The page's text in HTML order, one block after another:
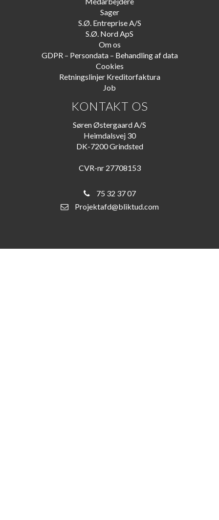
Sager
S.Ø. Entreprise A/S
S.Ø. Nord ApS
Om os
GDPR – Persondata – Behandling af data
Cookies
Retningslinjer Kreditorfaktura
Job
KONTAKT OS
Søren Østergaard A/S
Heimdalsvej 30
DK-7200 Grindsted
CVR-nr 27708153
75 32 37 07
Projektafd@bliktud.com